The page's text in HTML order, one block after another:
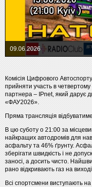
09.06.2026
Комісія Цифрового
прийняти участь в
партнера – IPnet, який дарує
«ФАУ2026».
Пряма трансляція
В цю суботу о 21:00 за
найкращих автодромів для
асфальту та 46% ґрунту.
зберігати швидкість і не
заносі, а досить чисто.
рано відкривають газ на
Всі спортсмени виступають